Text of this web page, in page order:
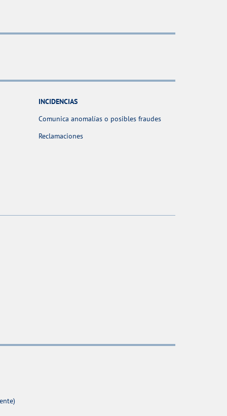
INCIDENCIAS
Comunica anomalías o posibles fraudes
Reclamaciones